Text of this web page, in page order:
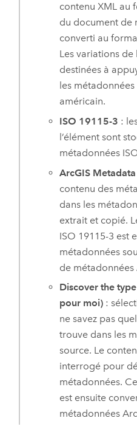
contenu XML au
du document de
converti au
Les variations
destinées à
les
américain.
ISO 19115-3 :
l’élément sont
métadonnées
ArcGIS
contenu des
dans les
extrait et copié.
ISO 19115-3 est
métadonnées
de métadonnées
Discover the
pour moi) :
ne savez pas
trouve dans les
source. Le
interrogé pour
métadonnées.
est ensuite
métadonnées